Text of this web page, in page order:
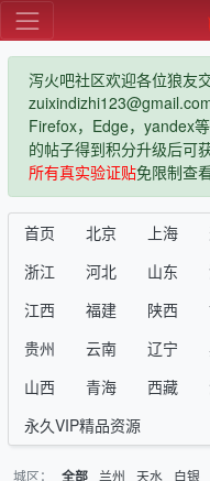
泻火吧社区欢迎各位狼友
Firefox，Edge，yandex
的帖子得到积分升级后可
所有真实验证贴免限制查
首页 北京 上海
浙江
河北 山东
江西
福建 陕西
贵州
云南 辽宁
山西
青海 西藏
永久VIP精品资源
城区： 全部 兰州 天水 白银